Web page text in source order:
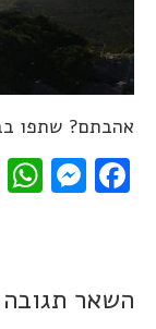
אהבתם? שתפו
השאר תגובה